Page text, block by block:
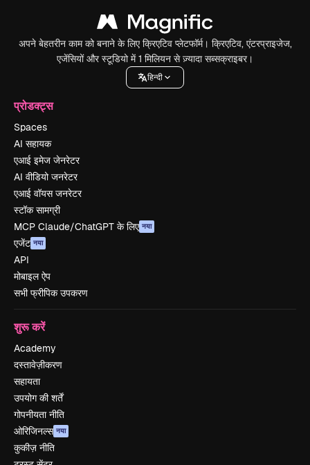
अपने बेहतरीन काम को बनाने के लिए क्रिएटिव प्लेटफॉर्म। क्रिएटिव, एंटरप्राइजेज,
एजेंसियों और स्टूडियो में 1 मिलियन से ज़्यादा सब्सक्राइबर।
हिन्दी
प्रोडक्ट्स
Spaces
AI सहायक
एआई इमेज जेनरेटर
AI वीडियो जनरेटर
एआई वॉयस जनरेटर
स्टॉक सामग्री
MCP Claude/ChatGPT के लिए नया
एजेंट नया
API
मोबाइल ऐप
सभी फ्रीपिक उपकरण
शुरू करें
Academy
दस्तावेज़ीकरण
सहायता
उपयोग की शर्तें
गोपनीयता नीति
ओरिजिनल्स नया
कुकीज़ नीति